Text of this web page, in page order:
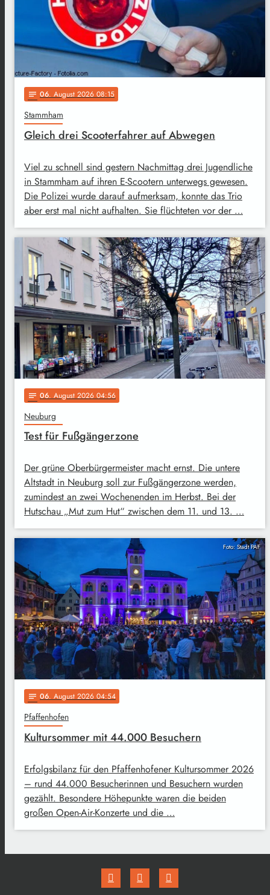
notes 06. August 2026 08:15
Stammham
Gleich drei Scooterfahrer auf Abwegen
Viel zu schnell sind gestern Nachmittag drei Jugendliche
in Stammham auf ihren E-Scootern unterwegs gewesen.
Die Polizei wurde darauf aufmerksam, konnte das Trio
aber erst mal nicht aufhalten. Sie flüchteten vor der …
notes 06. August 2026 04:56
Neuburg
Test für Fußgängerzone
Der grüne Oberbürgermeister macht ernst. Die untere
Altstadt in Neuburg soll zur Fußgängerzone werden,
zumindest an zwei Wochenenden im Herbst. Bei der
Hutschau „Mut zum Hut“ zwischen dem 11. und 13. …
Foto: Stadt PAF
notes 06. August 2026 04:54
Pfaffenhofen
Kultursommer mit 44.000 Besuchern
Erfolgsbilanz für den Pfaffenhofener Kultursommer 2026
– rund 44.000 Besucherinnen und Besuchern wurden
gezählt. Besondere Höhepunkte waren die beiden
großen Open-Air-Konzerte und die …